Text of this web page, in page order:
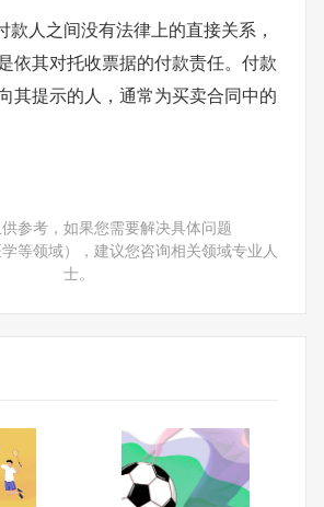
款人之间没有法律上的直接关系，
依其对托收票据的付款责任。付款
其提示的人，通常为买卖合同中的
参考，如果您需要解决具体问题
学等领域），建议您咨询相关领域专业人
士。